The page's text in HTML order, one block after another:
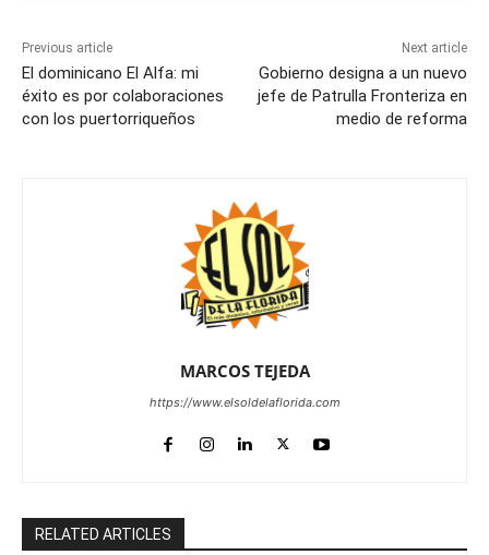
Previous article
El dominicano El Alfa: mi
éxito es por colaboraciones
con los puertorriqueños
Next article
Gobierno designa a un nuevo
jefe de Patrulla Fronteriza en
medio de reforma
MARCOS TEJEDA
https://www.elsoldelaflorida.com
RELATED ARTICLES